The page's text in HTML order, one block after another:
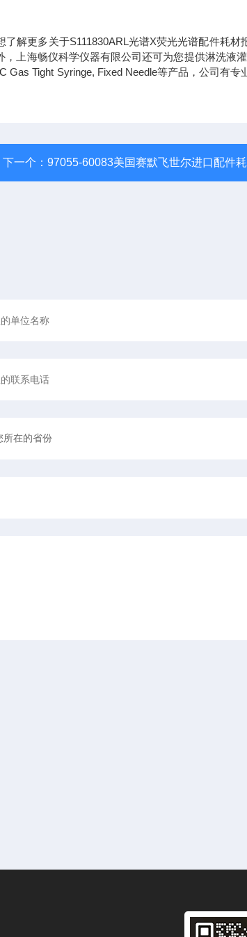
解更多关于S111830ARL光谱X荧光光谱配件耗材
上海畅仪科学仪器有限公司还可为您提供淋洗液
Gas Tight Syringe, Fixed Needle等产品，公司有专
下一个： 97055-60083美国赛默飞世尔进口配件